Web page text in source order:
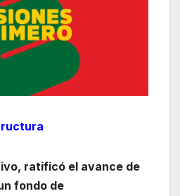
ratificó el avance de
fondo de